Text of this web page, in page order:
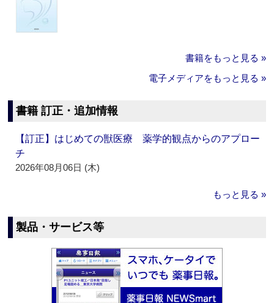
書籍をもっと見る »
電子メディアをもっと見る »
書籍 訂正・追加情報
【訂正】はじめての獣医療 薬学的観点からのアプロー
チ
2026年08月06日 (木)
もっと見る »
製品・サービス等